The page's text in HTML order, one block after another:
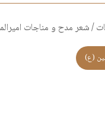
/شعر مدح و مناجات
(ع)